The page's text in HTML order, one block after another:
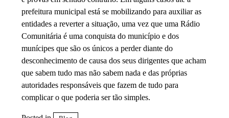
prefeitura municipal está se mobilizando para auxiliar as
entidades a reverter a situação, uma vez que uma Rádio
Comunitária é uma conquista do município e dos
munícipes que são os únicos a perder diante do
desconhecimento de causa dos seus dirigentes que acham
que sabem tudo mas não sabem nada e das próprias
autoridades responsáveis que fazem de tudo para
complicar o que poderia ser tão simples.